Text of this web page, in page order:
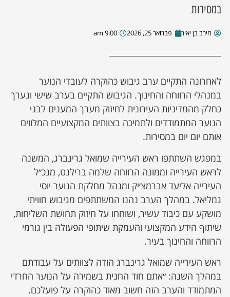
במסירות
מירב בן יאיר פברואר 25, 2026 9:00 am
לאחרונה התקיים ערב גיבוש כהוקרה לעובדי הנוער
במנהלי הרווחה והחינוך. הגיבוש התקיים בערב שישי ונערך
כחלק מהמדיניות העירונית לחיזוק מערך המענים לבני
הנוער המתמודדים ולתמיכה בצוותים המקצועיים המלווים
אותם יום יום במסירות.
במפגש השתתפו ראש העירייה שמואל גרינברג, המשנה
לראש העירייה וממונה הרווחה שלמה ברילנט, מנכ״ל
העירייה אליעד אברמצ׳יק ומנהל מחלקת הנוער יוסי
גמליאל. במהלך הערב נהנו המשתתפים מגיבוש חוויתי
מושקע עם כיבוד עשיר, ושוחחו על חיזוק תחושת השליחות,
שיתוף הידע המקצועי והעמקת שיתופי הפעולה בין גורמי
הרווחה והחינוך בעיר.
ראש העירייה שמואל גרינברג הודה לצוותים על עבודתם
במהלך השנה: ״אתם חוד החנית בשמירה על הנוער החרדי
המתמודד והערב הזה חשוב מאוד כהוקרה על פועלכם.